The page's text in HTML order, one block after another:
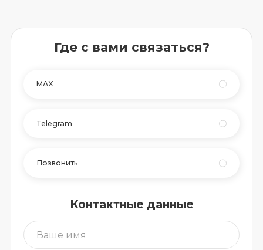
Где с вами связаться?
MAX
Telegram
Позвонить
Контактные данные